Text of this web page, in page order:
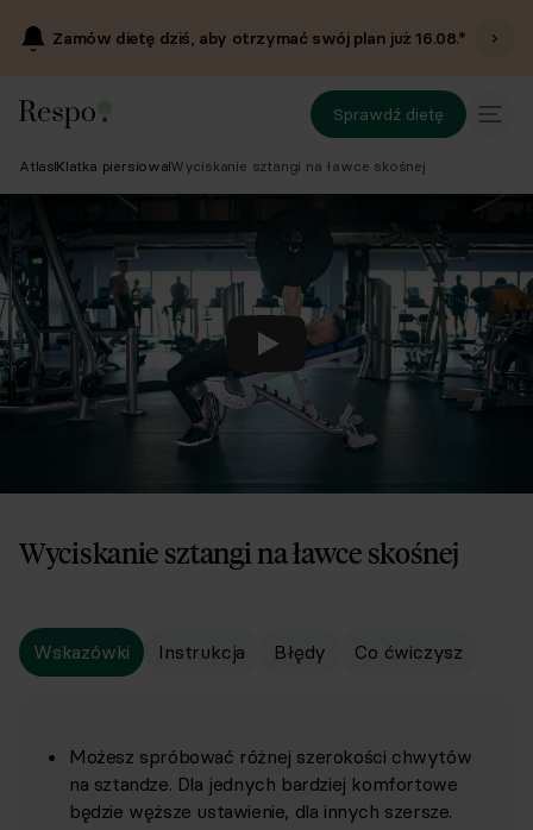
Zamów dietę dziś, aby otrzymać swój plan już16.08.*
Sprawdź dietę
Atlas Klatka piersiowaWyciskanie sztangi na ławce skośnej
Odtwórz
Wyciskanie sztangi na ławce skośnej
Wskazówki Instrukcja Błędy Co ćwiczysz
Możesz spróbować różnej szerokości chwytów
na sztandze. Dla jednych bardziej komfortowe
będzie węższe ustawienie, dla innych szersze.